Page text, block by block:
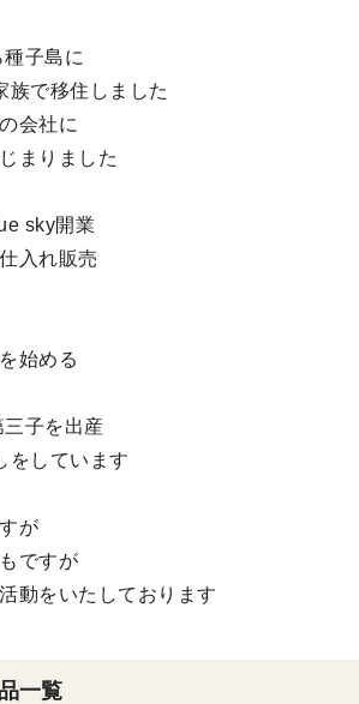
子島に
族で移住しました
会社に
まりました
sky開業
入れ販売
始める
子を出産
をしています
が
ですが
動をいたしております
一覧